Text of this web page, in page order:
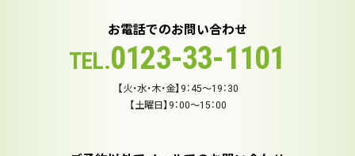
お電話でのお問い合わせ
TEL.0123-33-1101
【火・水・木・金】9：45～19：30
【土曜日】9：00～15：00